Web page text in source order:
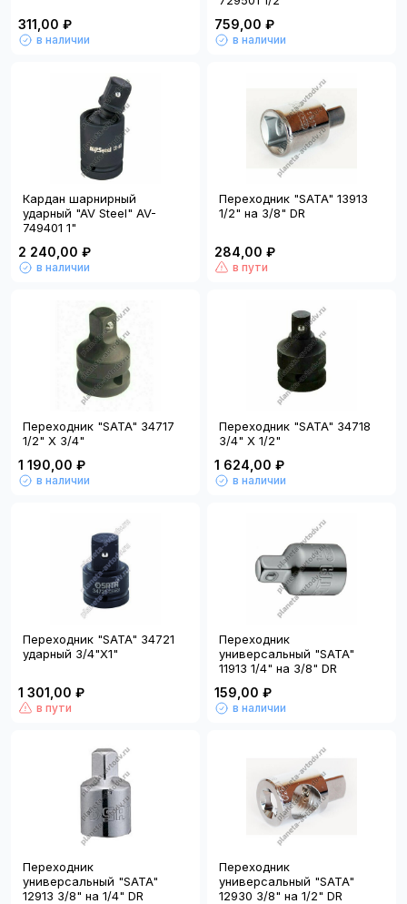
311,00 ₽
в наличии
759,00 ₽
в наличии
Кардан шарнирный
ударный "AV Steel" AV-
749401 1"
2 240,00 ₽
в наличии
Переходник "SATA" 13913
1/2" на 3/8" DR
284,00 ₽
в пути
Переходник "SATA" 34717
1/2" Х 3/4"
1 190,00 ₽
в наличии
Переходник "SATA" 34718
3/4" Х 1/2"
1 624,00 ₽
в наличии
Переходник "SATA" 34721
ударный 3/4"Х1"
1 301,00 ₽
в пути
Переходник
универсальный "SATA"
11913 1/4" на 3/8" DR
159,00 ₽
в наличии
Переходник
универсальный "SATA"
12913 3/8" на 1/4" DR
Переходник
универсальный "SATA"
12930 3/8" на 1/2" DR